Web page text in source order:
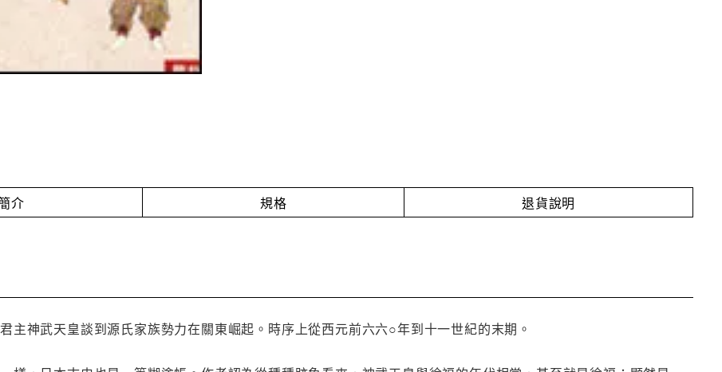
介 規格 退貨說明
主神武天皇談到源氏家族勢力在關東崛起。時序上從西元前六六○年到十一世紀的末期。